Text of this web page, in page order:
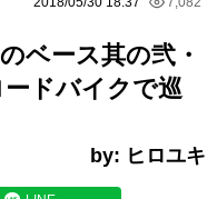
ベース其の弐・
ドバイクで巡
by: ヒロユキ